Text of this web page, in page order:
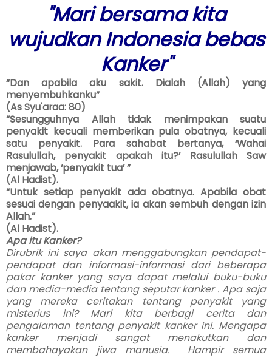
"Mari bersama kita
wujudkan Indonesia bebas
Kanker"
“Dan apabila aku sakit. Dialah (Allah) yang
menyembuhkanku”
(As Syu'araa: 80)
“Sesungguhnya Allah tidak menimpakan suatu
penyakit kecuali memberikan pula obatnya, kecuali
satu penyakit. Para sahabat bertanya, ‘Wahai
Rasulullah, penyakit apakah itu?’ Rasulullah Saw
menjawab, ‘penyakit tua’ ”
(Al Hadist).
“Untuk setiap penyakit ada obatnya. Apabila obat
sesuai dengan penyaakit, ia akan sembuh dengan izin
Allah.”
(Al Hadist).
Apa itu Kanker?
Dirubrik ini saya akan menggabungkan pendapat-
pendapat dan informasi-informasi dari beberapa
pakar kanker yang saya dapat melalui buku-buku
dan media-media tentang seputar kanker . Apa saja
yang mereka ceritakan tentang penyakit yang
misterius ini? Mari kita berbagi cerita dan
pengalaman tentang penyakit kanker ini. Mengapa
kanker menjadi sangat menakutkan dan
membahayakan jiwa manusia.
Hampir semua